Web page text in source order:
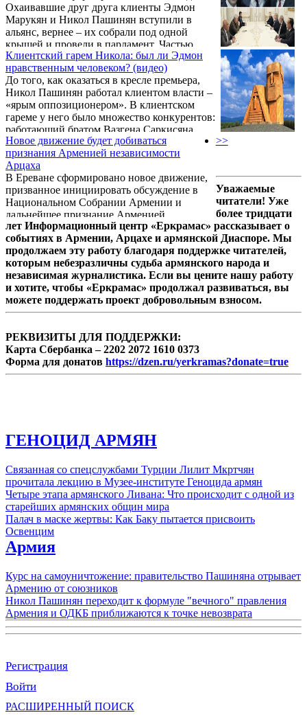
спецоперации РФ на Украине и зима,
которая наступит по расписанию…
Охаивавшие друг друга клиенты Эдмон
Марукян и Никол Пашинян вступили в
альянс, вернее – их собрали под одной
крышей и провели в парламент. Частью
этого альянса стал также другой клиент
власти Арам Саркисян, работающий братом
Вазгена Саркисяна и занимающийся на
этом политической проституцией.
Клиентский гарем Никола: был ли Эдмон
нравственным человеком? (видео)
До того, как оказаться в кресле премьера,
Никол Пашинян работал клиентом власти –
«ярым оппозиционером». В клиентском
гареме у него было множество конкурентов:
работающий братом Вазгена Саркисяна
Арам Саркисян, Эдмон Марукян и другие.
Однако Эдмон, как шустрый лапоть, сумел
изловчиться и стать в клиентском гареме
«любимой женой».
Новое движение будет добиваться
признания Арменией независимости
Арцаха
В Ереване сформировано новое движение,
призванное инициировать обсуждение в
Национальном Собрании Армении и
дальнейшее признание Арменией
независимости НКР. Об этом в интервью
Sputnik Армения сказал председатель ДПА
Арам Саркисян.
>>
Уважаемые
читатели! Уже
более тридцати
лет Информационный центр «Еркрамас» рассказывает о
событиях в Армении, Арцахе и армянской Диаспоре. Мы
продолжаем эту работу благодаря поддержке читателей,
которым небезразличны судьба армянского народа и
независимая журналистика. Если вы цените нашу работу
и хотите, чтобы «Еркрамас» продолжал развиваться, вы
можете поддержать проект добровольным взносом.
РЕКВИЗИТЫ ДЛЯ ПОДДЕРЖКИ:
Карта Сбербанка – 2202 2072 1610 0373
Форма для донатов https://dzen.ru/yerkramas?donate=true
ГЕНОЦИД АРМЯН
Связанная со спецслужбами Турции Лилит Мкртчян
прочитала лекцию в Музее-институте Геноцида армян
Четыре этапа армянского Ливана: Что происходит с одной из
старейших армянских общин мира
Палач в маске жертвы: Как Баку пытается присвоить
Освенцим
Армия
Курс на самоуничтожение: правительство Пашиняна отрывает
Армению от союзников
Никол Пашинян переходит к формуле "вечного" правления
Армения и ОДКБ приближаются к точке невозврата
Регистрация
Войти
РАСШИРЕННЫЙ ПОИСК